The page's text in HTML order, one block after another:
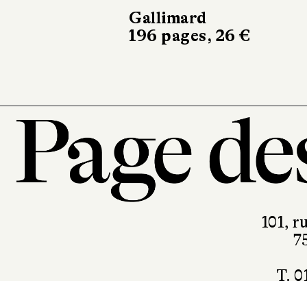
Gallimard
196 pages, 26 €160 pages,
101,
T.